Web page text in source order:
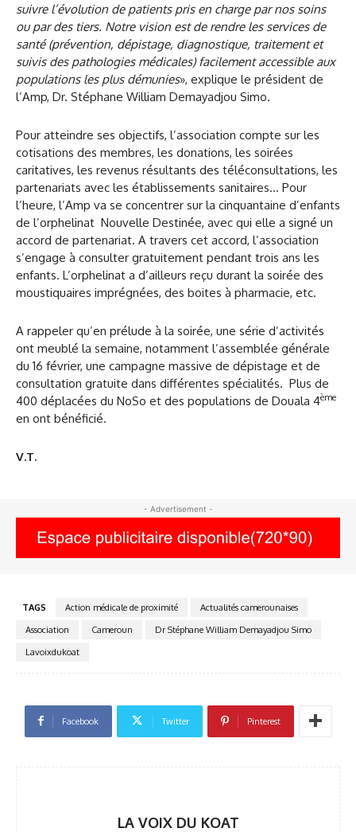
suivre l’évolution de patients pris en charge par nos soins
ou par des tiers. Notre vision est de rendre les services de
santé (prévention, dépistage, diagnostique, traitement et
suivis des pathologies médicales) facilement accessible aux
populations les plus démunies», explique le président de
l’Amp, Dr. Stéphane William Demayadjou Simo.
Pour atteindre ses objectifs, l’association compte sur les
cotisations des membres, les donations, les soirées
caritatives, les revenus résultants des téléconsultations, les
partenariats avec les établissements sanitaires… Pour
l’heure, l’Amp va se concentrer sur la cinquantaine d’enfants
de l’orphelinat Nouvelle Destinée, avec qui elle a signé un
accord de partenariat. A travers cet accord, l’association
s’engage à consulter gratuitement pendant trois ans les
enfants. L’orphelinat a d’ailleurs reçu durant la soirée des
moustiquaires imprégnées, des boites à pharmacie, etc.
A rappeler qu’en prélude à la soirée, une série d’activités
ont meublé la semaine, notamment l’assemblée générale
du 16 février, une campagne massive de dépistage et de
consultation gratuite dans différentes spécialités. Plus de
400 déplacées du NoSo et des populations de Douala 4ème
en ont bénéficié.
V.T.
- Advertisement -
TAGS Action médicale de proximité
Actualités camerounaises
Association
Cameroun
Dr Stéphane William Demayadjou Simo
Lavoixdukoat
Facebook Twitter Pinterest
LA VOIX DU KOAT